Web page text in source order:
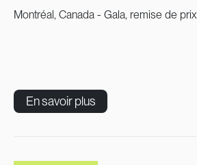
Montréal, Canada - Gala, remise de prix
En savoir plus